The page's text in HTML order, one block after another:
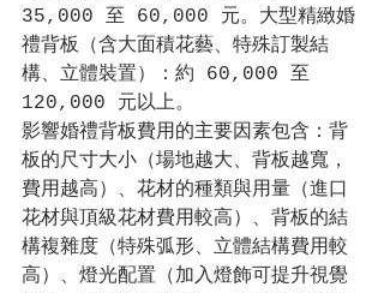
35,000 至 60,000 元。大型精緻婚
禮背板（含大面積花藝、特殊訂製結
構、立體裝置）：約 60,000 至
120,000 元以上。
影響婚禮背板費用的主要因素包含：背
板的尺寸大小（場地越大、背板越寬，
費用越高）、花材的種類與用量（進口
花材與頂級花材費用較高）、背板的結
構複雜度（特殊弧形、立體結構費用較
高）、燈光配置（加入燈飾可提升視覺